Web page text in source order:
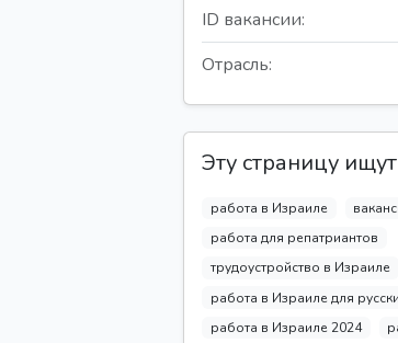
ID вакансии:
Отрасль:
Эту страницу ищут
работа в Израиле
работа для репатриантов
трудоустройство в Израиле
работа в Израиле для
работа в Израиле 2024